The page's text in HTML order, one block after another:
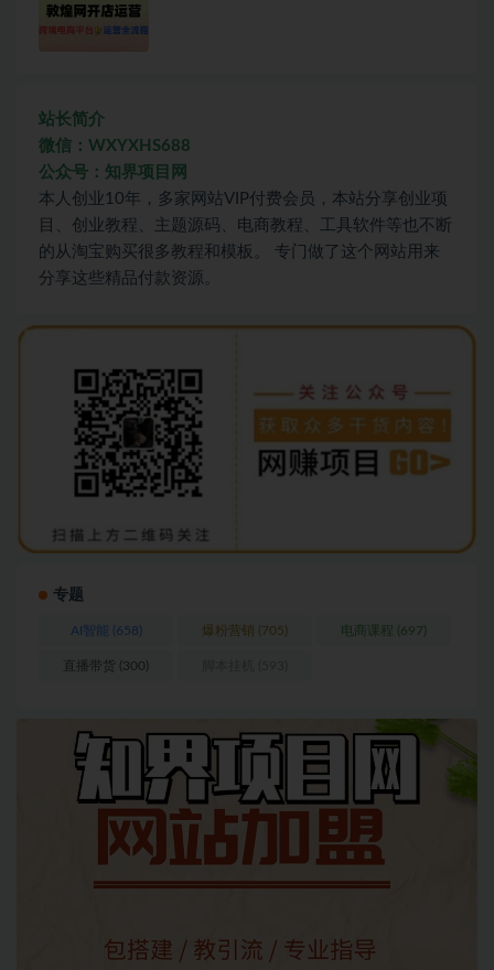
站长简介
微信：WXYXHS688
公众号：知界项目网
本人创业10年，多家网站VIP付费会员，本站分享创业项
目、创业教程、主题源码、电商教程、工具软件等也不断
的从淘宝购买很多教程和模板。 专门做了这个网站用来
分享这些精品付款资源。
专题
AI智能 (658) 爆粉营销 (705) 电商课程 (697)
直播带货 (300)